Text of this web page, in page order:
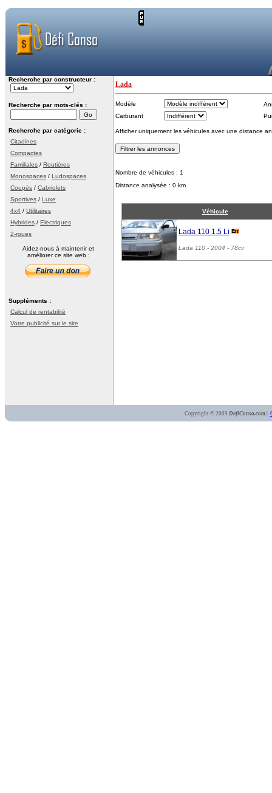
Recherche par constructeur :
Recherche par mots-clés :
Recherche par catégorie :
Citadines
Compactes
Familiales / Routières
Monospaces / Ludospaces
Coupés / Cabriolets
Sportives / Luxe
4x4 / Utilitaires
Hybrides / Electriques
2-roues
Aidez-nous à maintenir et
améliorer ce site web :
Suppléments :
Calcul de rentabilité
Votre publicité sur le site
Lada
Modèle
Carburant
Afficher uniquement les véhicules avec une distance
Nombre de véhicules : 1
Distance analysée : 0 km
Véhicule
Lada 110 1.5 Li
Lada 110 - 2004 - 78cv
Copyright © 2009 DefiConso.com|